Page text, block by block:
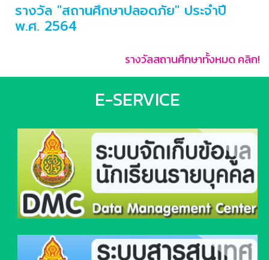
รางวัล "สถานศึกษาปลอดภัย" ประจำปี
พ.ศ. 2564
รางวัลสถานศึกษาทั้งหมด คลิก!
E-SERVICE